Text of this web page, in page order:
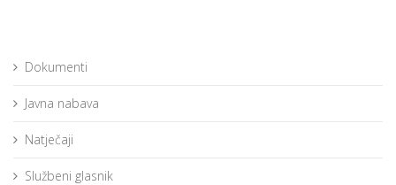
Dokumenti
Javna nabava
Natječaji
Službeni glasnik